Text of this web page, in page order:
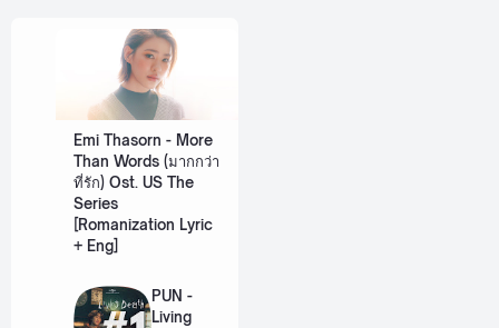
Emi Thasorn - More
Than Words (มากกว่า
ที่รัก) Ost. US The
Series
[Romanization Lyric
+ Eng]
PUN -
Living